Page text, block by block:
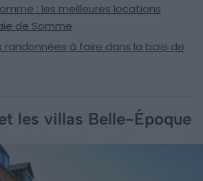
: les meilleures locations
de Somme
randonnées à faire dans la baie de
les villas Belle-Époque